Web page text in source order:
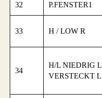
32 P.FENSTER1
33 H / LOW R
34
H/L NIEDRIG L
VERSTECKT L